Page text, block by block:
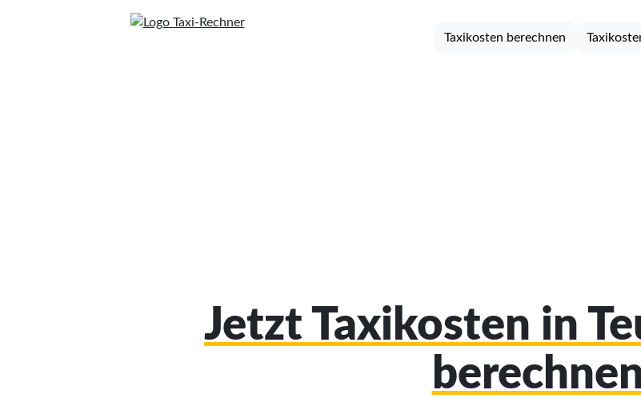
Taxikosten berechnen
Jetzt Taxikosten in